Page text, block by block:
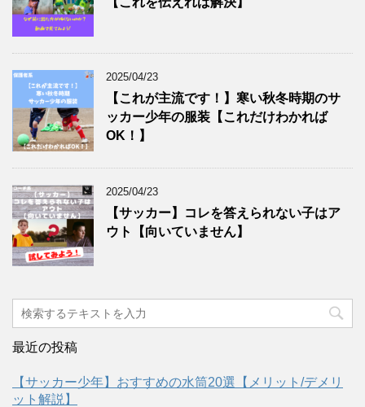
2025/04/23
【これが主流です！】寒い秋冬時期のサ
ッカー少年の服装【これだけわかれば
OK！】
2025/04/23
【サッカー】コレを答えられない子はア
ウト【向いていません】
最近の投稿
【サッカー少年】おすすめの水筒20選【メリット/デメリ
ット解説】